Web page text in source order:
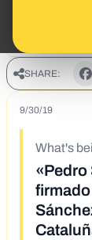
SHARE:
9/30/19
What's
«Pedro